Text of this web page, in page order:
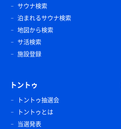
サウナ検索
泊まれるサウナ検索
地図から検索
サ活検索
施設登録
トントゥ
トントゥ抽選会
トントゥとは
当選発表